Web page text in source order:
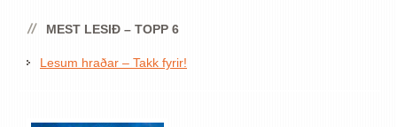
MEST LESIÐ – TOPP 6
Lesum hraðar – Takk fyrir!